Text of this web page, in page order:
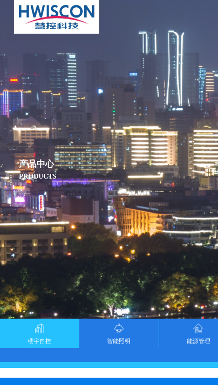
产品中心
PRODUCTS
楼宇自控 智能照明 能源管理